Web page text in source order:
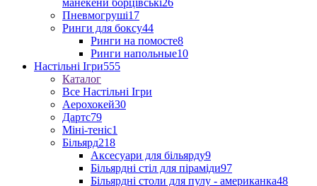
манекени борцівські26
Пневмогруші17
Ринги для боксу44
Ринги на помосте8
Ринги напольные10
Настільні Ігри555
Каталог
Все Настільні Ігри
Аерохокей30
Дартс79
Міні-теніс1
Більярд218
Аксесуари для більярду9
Більярдні стіл для піраміди97
Більярдні столи для пулу - американка48